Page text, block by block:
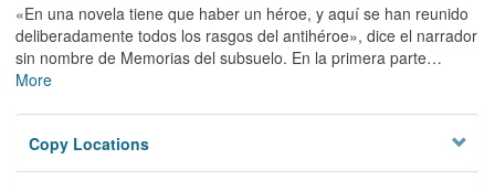
Privacy
«En una novela tiene que haber un héroe, y aquí se han reunido
deliberadamente todos los rasgos del antihéroe», dice el narrador
sin nombre de Memorias del subsuelo. En la primera parte…
More
Copy Locations